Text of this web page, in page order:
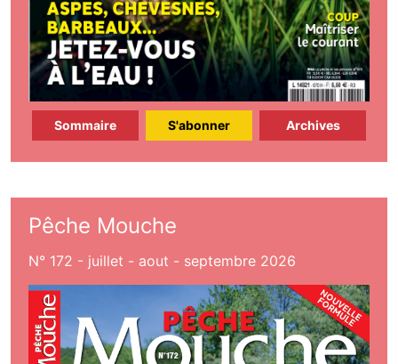
Sommaire S'abonner Archives
Pêche Mouche
N° 172 - juillet - aout - septembre 2026